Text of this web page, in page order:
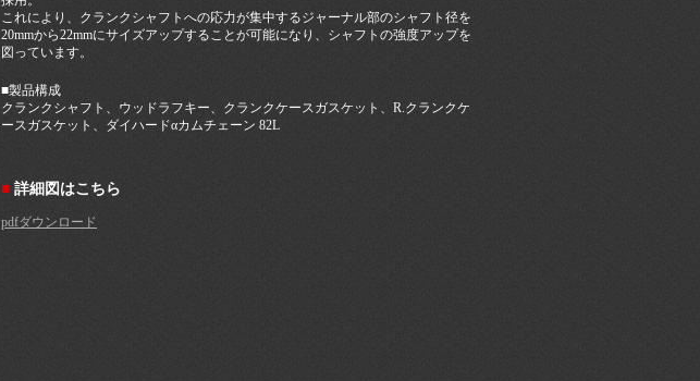
これにより、クランクシャフトへの応力が集中するジャーナル部のシャフト径を
20mmから22mmにサイズアップすることが可能になり、シャフトの強度アップを
図っています。
■製品構成
クランクシャフト、ウッドラフキー、クランクケースガスケット、R.クランクケ
ースガスケット、ダイハードαカムチェーン 82L
■ 詳細図はこちら
pdfダウンロード